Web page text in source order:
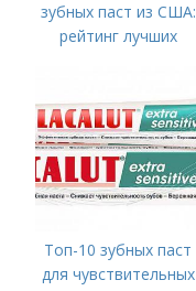
зубных паст из США:
рейтинг лучших
Топ-10 зубных паст
для чувствительных